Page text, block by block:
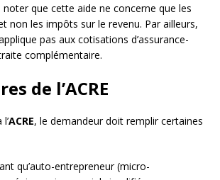
que cette aide ne concerne que les
non les impôts sur le revenu. Par ailleurs,
pas aux cotisations d’assurance-
complémentaire.
de l’ACRE
ACRE, le demandeur doit remplir certaines
qu’auto-entrepreneur (micro-